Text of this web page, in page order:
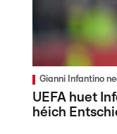
Gianni Infantino
UEFA huet
héich